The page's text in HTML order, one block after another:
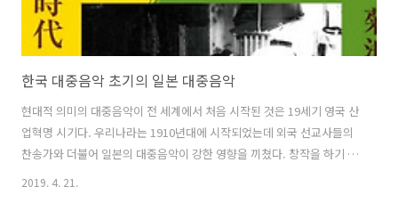
한국 대중음악 초기의 일본 대중음악
현대적 의미의 대중음악이 전 세계에서 처음 시작된 것은 19세기 영국 산
업혁명 시기다. 우리나라는 1910년대에 시작되었는데 외국 선교사들의
찬송가와 더불어 일본의 대중음악이 강한 영향을 끼쳤다. 창작을 하기 전
에 일본의 인기곡들을 번안해 불렀는데, 그 내용을 살펴보면 다음과 같
2019. 4. 21.